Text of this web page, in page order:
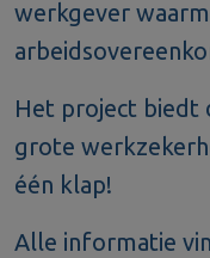
werkgever
Het project biedt
grote
één klap!
Alle informatie